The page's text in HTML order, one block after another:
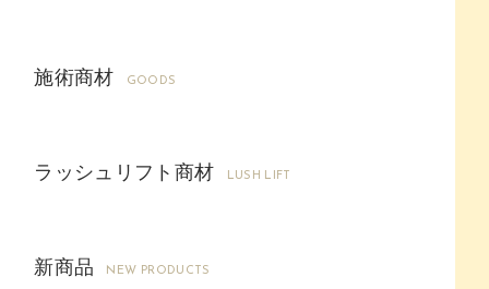
施術商材 GOODS
ラッシュリフト商材 LUSH LIFT
新商品 NEW PRODUCTS